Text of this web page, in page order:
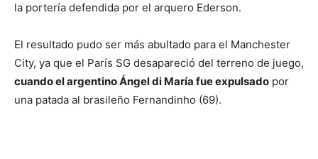
la portería defendida por el arquero Ederson.
El resultado pudo ser más abultado para el Manchester
City, ya que el París SG desapareció del terreno de juego,
cuando el argentino Ángel di María fue expulsado por
una patada al brasileño Fernandinho (69).